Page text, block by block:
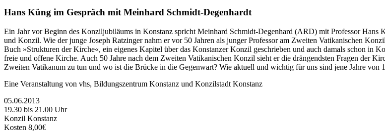
Hans Küng im Gespräch mit Meinhard Schmidt-Degenhardt
Ein Jahr vor Beginn des Konziljubiläums in Konstanz spricht Meinhard Schmidt-Degenhard (ARD) mit Professor
und Konzil. Wie der junge Joseph Ratzinger nahm er vor 50 Jahren als junger Professor am Zweiten Vatikanischen
Buch »Strukturen der Kirche«, ein eigenes Kapitel über das Konstanzer Konzil geschrieben und auch damals schon in
freie und offene Kirche. Auch 50 Jahre nach dem Zweiten Vatikanischen Konzil sieht er die drängendsten Fragen der
Zweiten Vatikanum zu tun und wo ist die Brücke in die Gegenwart? Wie aktuell und wichtig für uns sind jene Jahre von
Eine Veranstaltung von vhs, Bildungszentrum Konstanz und Konzilstadt Konstanz
05.06.2013
19.30 bis 21.00 Uhr
Konzil Konstanz
Kosten 8,00€